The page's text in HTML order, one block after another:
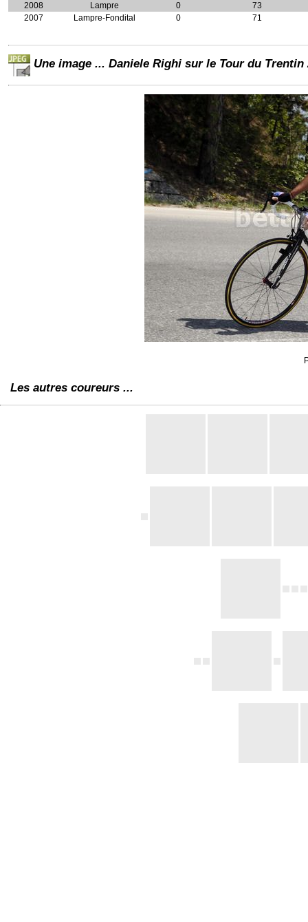
2008
Lampre 0
73
2007
Lampre-Fondital 0 71
Une image ... Daniele Righi sur le Tour du Trentin
Les autres coureurs ...